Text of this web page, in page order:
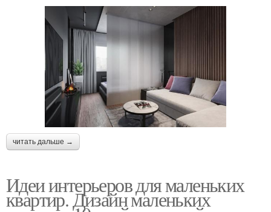
читать дальше →
Идеи интерьеров для маленьких
квартир. Дизайн маленьких